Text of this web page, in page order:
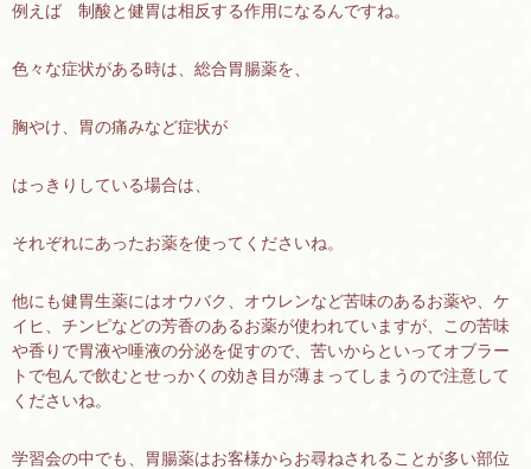
例えば 制酸と健胃は相反する作用になるんですね。
色々な症状がある時は、総合胃腸薬を、
胸やけ、胃の痛みなど症状が
はっきりしている場合は、
それぞれにあったお薬を使ってくださいね。
他にも健胃生薬にはオウバク、オウレンなど苦味のあるお薬や、ケ
イヒ、チンピなどの芳香のあるお薬が使われていますが、この苦味
や香りで胃液や唾液の分泌を促すので、苦いからといってオブラー
トで包んで飲むとせっかくの効き目が薄まってしまうので注意して
くださいね。
学習会の中でも、胃腸薬はお客様からお尋ねされることが多い部位